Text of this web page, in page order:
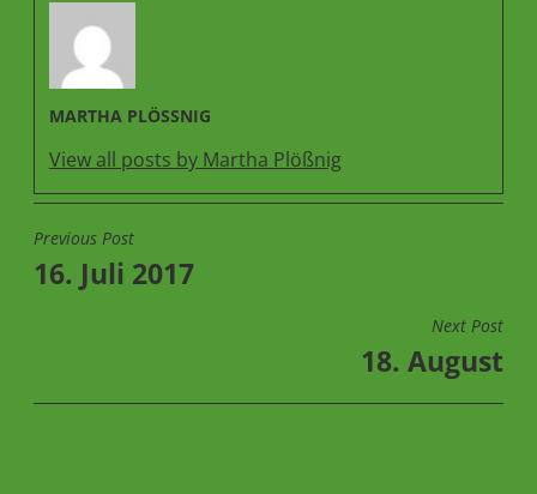
MARTHA PLÖSSNIG
View all posts by Martha Plößnig
BEITRAGSNAVIGATION
Previous Post
16. Juli 2017
Next Post
18. August